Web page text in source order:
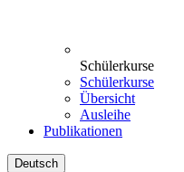
Schülerkurse
Schülerkurse
Übersicht
Ausleihe
Publikationen
Deutsch